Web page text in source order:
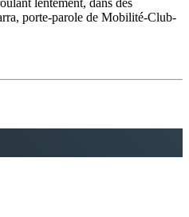
lentement, dans des
porte-parole de Mobilité-Club-